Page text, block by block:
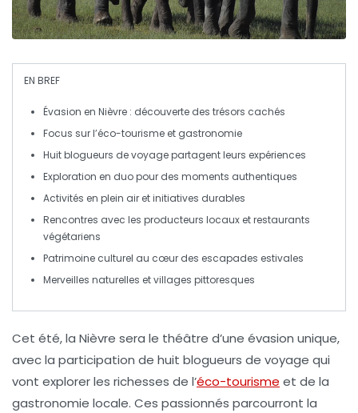
EN BREF
Évasion en Nièvre : découverte des trésors cachés
Focus sur l’éco-tourisme et gastronomie
Huitblogueurs de voyagepartagent leurs expériences
Exploration en duo pour des moments authentiques
Activités en plein air et initiatives durables
Rencontres avec les producteurs locaux etrestaurants
végétariens
Patrimoine culturel au cœur des escapades estivales
Merveilles naturelles etvillages pittoresques
Cet été, la Nièvre sera le théâtre d’une évasion unique,
avec la participation de huit blogueurs de voyage qui
vont explorer les richesses de l’éco-tourisme et de la
gastronomie locale. Ces passionnés parcourront la